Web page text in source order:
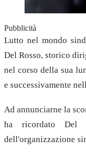
Pubblicità
Lutto nel mondo
Del Rosso, storico
nel corso della sua
e successivamente
Ad annunciarne la
ha ricordato Del
dell'organizzazione